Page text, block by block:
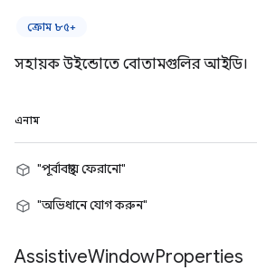
ক্রোম ৮৫+
সহায়ক উইন্ডোতে বোতামগুলির আইডি।
এনাম
"পূর্বাবস্থায় ফেরানো"
"অভিধানে যোগ করুন"
AssistiveWindowProperties